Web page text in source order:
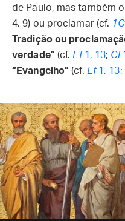
de Paulo, mas também
4, 9) ou proclamar (cf.
Tradição ou
verdade” (cf. Ef1, 13; Cl
“Evangelho” (cf. Ef1, 13;